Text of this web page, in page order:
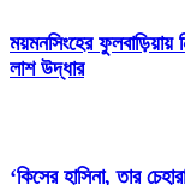
ময়মনসিংহের
লাশ উদ্ধার
‘কিসের হাসিনা, তার